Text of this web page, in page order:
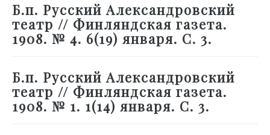
Б.п. Русский Александровский
театр // Финляндская газета.
1908. № 4. 6(19) января. С. 3.
Б.п. Русский Александровский
театр // Финляндская газета.
1908. № 1. 1(14) января. С. 3.